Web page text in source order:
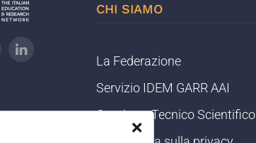
❌
CHI SIAMO
La Federazione
Servizio IDEM GARR AAI
Comitato Tecnico Scientifico